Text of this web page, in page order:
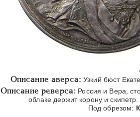
Описание аверса: Узкий бюст
Описание реверса: Россия и Вера,
облаке держит корону и
Под обрезом: